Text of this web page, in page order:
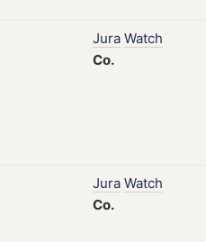
Jura Watch
Co.
Jura Watch
Co.